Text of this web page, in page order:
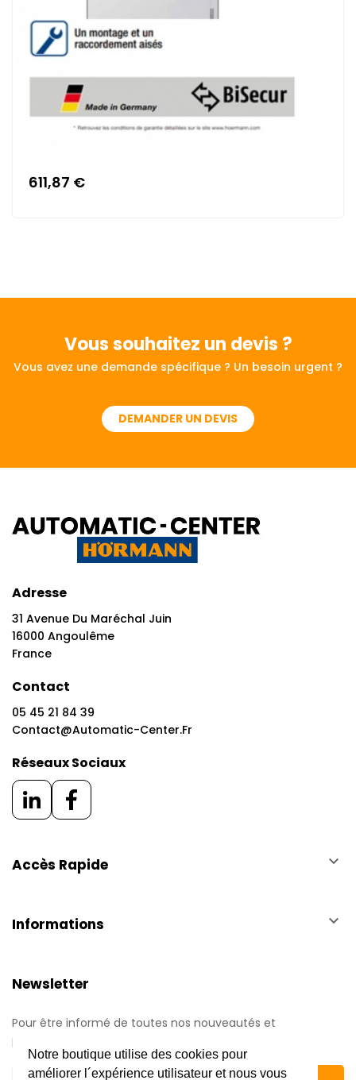
Notre boutique utilise des cookies pour
améliorer l´expérience utilisateur et nous vous
611,87 €
Vous souhaitez un devis ?
Vous avez une demande spécifique ? Un besoin urgent ?
DEMANDER UN DEVIS
Adresse
31 Avenue Du Maréchal Juin
16000 Angoulême
France
Contact
05 45 21 84 39
Contact@automatic-Center.fr
Réseaux Sociaux
Accès Rapide keyboard_arrow_down
Informations keyboard_arrow_down
Newsletter
Pour être informé de toutes nos nouveautés et
promotions.